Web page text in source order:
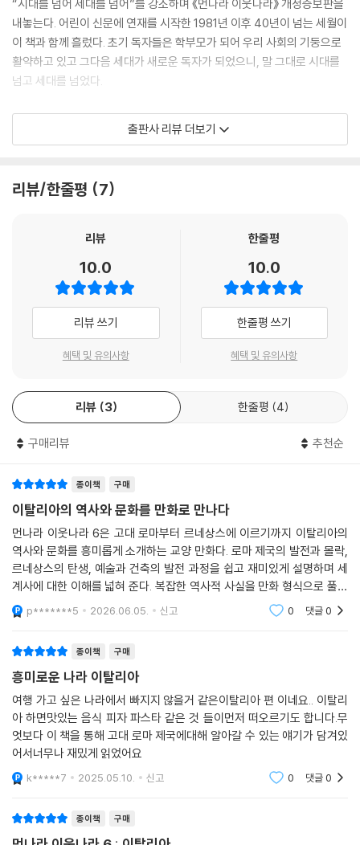
“시대를 넘어 세대를 넘어”를 강조하며 《먼나라 이웃나라》 개정증보판을
내놓는다. 어린이 신문에 연재를 시작한 1981년 이후 40년이 넘는 세월이
이 책과 함께 흘렀다. 초기 독자들은 학부모가 되어 우리 사회의 기둥으로
활약하고 있고 그다음 세대가 새로운 독자가 되었으니, 말 그대로 시대를
넘고 세대를 넘었다.
시리즈 초기의 시각은 유럽을 향한 경탄과 부러움으로 가득했고 우리에게
무엇이 부족한지 돌아보는 데 초점이 맞추어져 있었다. 그러나 우리나라는
점차 넓고 다양해지고 있다. 나도 좀 더 냉철하고 객관적으로 세계를 바라
1987년 유럽 편 6개국으로 시작해 일본(2000), 우리나라(2002), 미국
(2004~2005), 중동(2007년), 중국(2010~2011) 등을 거쳐 튀르키예
(2018)와 러시아(2020), 인도(2022)까지, 세계지도를 완성해온 《먼나
라 이웃나라》가 “시대를 넘어 세대를 넘어” 제5차 개정증보판으로 돌아왔
난 40여 년 동안, 우리나라는 명실상부 시리즈 초기에 다룬 선진국과 어깨
를 나란히 하는 나라로 성장했다.
《먼나라 이웃나라》는 그간 여러 번의 개정 작업을 통해 우리나라의 높아지
했다. “역사는 항상 새로이 쓰여진다”는 명제하에 초판 발행 이후 약 5년
마다 개정판을 내며 변화된 시대에 발맞추고자 수정과 보완을 거듭해왔다.
세계사의 살아 있는 현장을 생생히 담아온 덕분에 세기가 바뀌고 세대가
변해도 레전드 교양 만화의 명성은 언제나 현재진행형이다.
이번에 출간된 《시대를 넘어 세대를 넘어 먼나라 이웃나라》도 예외 없이
최근 세계정세와 국제질서를 반영해 새롭게 드러나고 있는 역사적 문화적
국면의 의미를 조명했다. 무엇보다 저자가 오랜 시간 공들여 작성한 각 나
정리하면서 마무리할 수 있게 했다.
대한민국을 우물 안에서 세계의 중심으로
40년간 60개국, 세계지도를 완성해온 먼나라 이웃나라의 인기 비결은?
《먼나라 이웃나라》의 시작은 1981년 〈소년한국일보〉에 연재한 유럽 6개
국 편이다. 그 원고가 단행본(고려원 刊)으로 묶여 나온 것이 1987년이었
때였다. 정보와 재미를 곁들인 《먼나라 이웃나라》의 출현으로 한국에서도
출판사 리뷰 더보기
리뷰/한줄평 7
리뷰
10.0
리뷰 쓰기
혜택 및 유의사항
한줄평
10.0
한줄평 쓰기
혜택 및 유의사항
리뷰 3 한줄평 4
구매리뷰 추천순
종이책 구매
이탈리아의 역사와 문화를 만화로 만나다
먼나라 이웃나라 6은 고대 로마부터 르네상스에 이르기까지 이탈리아의
역사와 문화를 흥미롭게 소개하는 교양 만화다. 로마 제국의 발전과 몰락,
르네상스의 탄생, 예술과 건축의 발전 과정을 쉽고 재미있게 설명하며 세
계사에 대한 이해를 넓혀 준다. 복잡한 역사적 사실을 만화 형식으로 풀어
내어 읽기 부담이 적고, 이탈리아가 현대 유럽 문화에 끼친 영향을 자연스
럽게 이해할 수 있
p*******5 2026.06.05. 신고 0 댓글0
종이책 구매
흥미로운 나라 이탈리아
여행 가고 싶은 나라에서 빠지지 않을거 같은이탈리아 편 이네요.. 이탈리
아 하면맛있는 음식 피자 파스타 같은 것 들이먼저 떠오르기도 합니다.무
엇보다 이 책을 통해 고대 로마 제국에대해 알아갈 수 있는 얘기가 담겨있
어서너무나 재밌게 읽었어요
k*****7 2025.05.10. 신고 0 댓글0
종이책 구매